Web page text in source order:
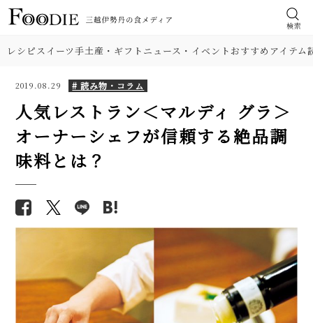
検索
レシピスイーツ手土産・ギフト ニュース・イベントおすすめアイテム
2019.08.29 # 読み物・コラム
人気レストラン＜マルディ グラ＞
オーナーシェフが信頼する絶品調
味料とは？